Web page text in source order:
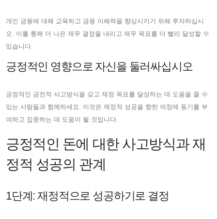
개인 금융에 대해 교육하고 금융 이해력을 향상시키기 위해 투자하십시
오. 이를 통해 더 나은 재무 결정을 내리고 재무 목표를 더 빨리 달성할 수
있습니다.
긍정적인 영향으로 자신을 둘러싸십시오
긍정적인 금전적 사고방식을 갖고 재정 목표를 달성하는 데 도움을 줄 수
있는 사람들과 함께하세요. 이것은 재정적 성공을 향한 여정에 동기를 부
여하고 집중하는 데 도움이 될 것입니다.
긍정적인 돈에 대한 사고방식과 재
정적 성공의 관계
1단계: 재정적으로 성공하기로 결정